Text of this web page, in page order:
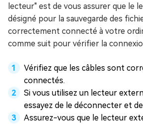
lecteur" est de vous assurer que le
désigné pour la sauvegarde des
correctement connecté à votre
comme suit pour vérifier la
Vérifiez que les câbles sont
connectés.
Si vous utilisez un lecteur
essayez de le déconnecter et
Assurez-vous que le lecteur